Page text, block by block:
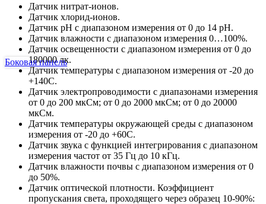
Датчик нитрат-ионов.
Датчик хлорид-ионов.
Датчик рН с диапазоном измерения от 0 до 14 pH.
Датчик влажности с диапазоном измерения 0…100%.
Датчик освещенности с диапазоном измерения от 0 до
180000 лк.
Датчик температуры с диапазоном измерения от -20 до
+140С.
Датчик электропроводимости с диапазонами измерения
от 0 до 200 мкСм; от 0 до 2000 мкСм; от 0 до 20000
мкСм.
Датчик температуры окружающей среды с диапазоном
измерения от -20 до +60С.
Датчик звука с функцией интегрирования с диапазоном
измерения частот от 35 Гц до 10 кГц.
Датчик влажности почвы с диапазоном измерения от 0
до 50%.
Датчик оптической плотности. Коэффициент
пропускания света, проходящего через образец 10-90%:
Боковая панель